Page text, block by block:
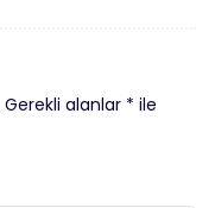
Gerekli alanlar * ile